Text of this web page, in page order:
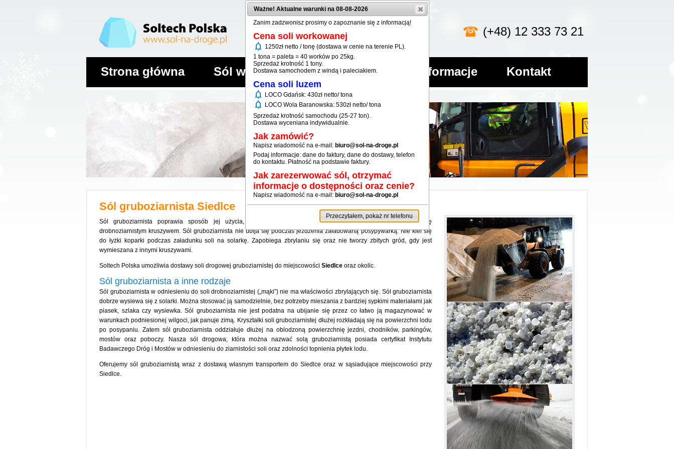
(+48) 12 333 73 21
Strona główna Sól workowana Sól luzem Informacje Kontakt
Sól gruboziarnista Siedlce
Sól gruboziarnista poprawia sposób jej użycia, gdzie leje w posypywarkach drogowych nie zapychają się
drobnoziarnistym kruszywem. Sól gruboziarnista nie ubija się podczas jeżdżenia załadowaną posypywarką. Nie klei się
do łyżki koparki podczas załadunku soli na solarkę. Zapobiega zbrylaniu się oraz nie tworzy zbitych gród, gdy jest
wymieszana z innymi kruszywami.
Soltech Polska umożliwia dostawy soli drogowej gruboziarnistej do miejscowości Siedlce oraz okolic.
Sól gruboziarnista a inne rodzaje
Sól gruboziarnista w odniesieniu do soli drobnoziarnistej („mąki”) nie ma właściwości zbrylających się. Sól gruboziarnista
dobrze wysiewa się z solarki. Można stosować ją samodzielnie, bez potrzeby mieszania z bardziej sypkimi materiałami jak
piasek, szlaka czy wysiewka. Sól gruboziarnista nie jest podatna na ubijanie się przez co łatwo ją magazynować w
warunkach podniesionej wilgoci, jak panuje zimą. Kryształki soli gruboziarnistej dłużej rozkładają się na powierzchni lodu
po posypaniu. Zatem sól gruboziarnista oddziałuje dłużej na oblodzoną powierzchnię jezdni, chodników, parkingów,
mostów oraz poboczy. Nasza sól drogowa, która można nazwać solą gruboziarnistą posiada certyfikat Instytutu
Badawczego Dróg i Mostów w odniesieniu do ziarnistości soli oraz zdolności topnienia płytek lodu.
Oferujemy sól gruboziarnistą wraz z dostawą własnym transportem do Siedlce oraz w sąsiadujące miejscowości przy
Siedlce.
Ważne! Aktualne warunki na 08-08-2026
Zanim zadzwonisz prosimy o zapoznanie się z informacją!
Cena soli workowanej
notifications 1250zł netto / tonę (dostawa w cenie na terenie PL).
1 tona = paleta = 40 worków po 25kg.
Sprzedaż krotność 1 tony.
Dostawa samochodem z windą i paleciakiem.
Cena soli luzem
notifications LOCO Gdańsk: 430zł netto/ tona
notifications LOCO Wola Baranowska: 530zł netto/ tona
Sprzedaż krotność samochodu (25-27 ton).
Dostawa wyceniana indywidualnie.
Jak zamówić?
Napisz wiadomość na e-mail: biuro@sol-na-droge.pl
Podaj informacje: dane do faktury, dane do dostawy, telefon
do kontaktu. Płatność na podstawie faktury.
Jak zarezerwować sól, otrzymać
informacje o dostępności oraz cenie?
Napisz wiadomość na e-mail: biuro@sol-na-droge.pl
Przeczytałem, pokaż nr telefonu